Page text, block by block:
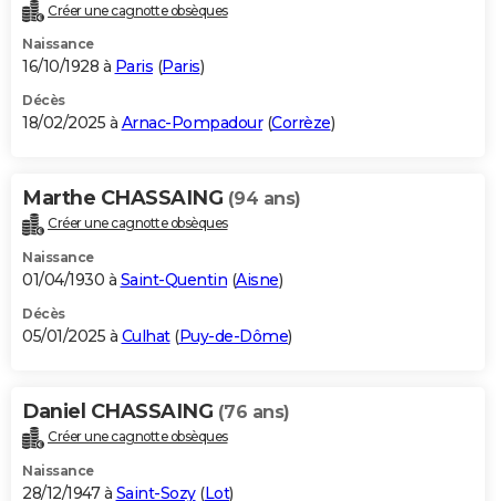
Créer une cagnotte obsèques
Naissance
16/10/1928 à Paris (Paris)
Décès
18/02/2025 à Arnac-Pompadour(Corrèze)
Marthe CHASSAING (94 ans)
Créer une cagnotte obsèques
Naissance
01/04/1930 à Saint-Quentin (Aisne)
Décès
05/01/2025 à Culhat(Puy-de-Dôme)
Daniel CHASSAING (76 ans)
Créer une cagnotte obsèques
Naissance
28/12/1947 à Saint-Sozy(Lot)